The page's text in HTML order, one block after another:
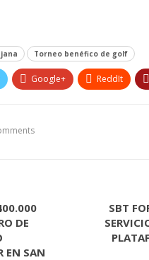
Torneo benéfico de golf
Google+ ReddIt
DE
EN SAN
SBT